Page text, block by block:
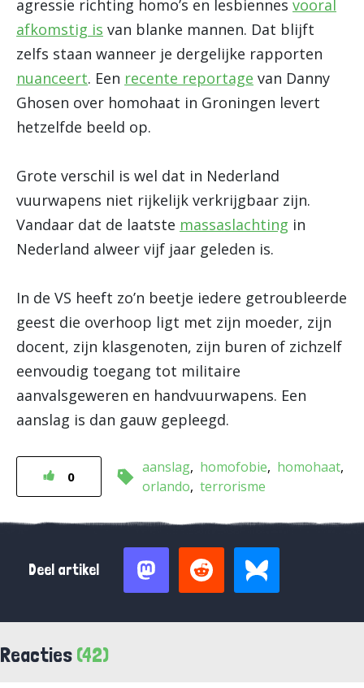
agressie richting homo’s en lesbiennes vooral
afkomstig is van blanke mannen. Dat blijft
zelfs staan wanneer je dergelijke rapporten
nuanceert. Een recente reportage van Danny
Ghosen over homohaat in Groningen levert
hetzelfde beeld op.
Grote verschil is wel dat in Nederland
vuurwapens niet rijkelijk verkrijgbaar zijn.
Vandaar dat de laatste massaslachting in
Nederland alweer vijf jaar geleden is.
In de VS heeft zo’n beetje iedere getroubleerde
geest die overhoop ligt met zijn moeder, zijn
docent, zijn klasgenoten, zijn buren of zichzelf
eenvoudig toegang tot militaire
aanvalsgeweren en handvuurwapens. Een
aanslag is dan gauw gepleegd.
0
aanslag homofobie
homohaat
orlando terrorisme
Deel artikel
Reacties (42)